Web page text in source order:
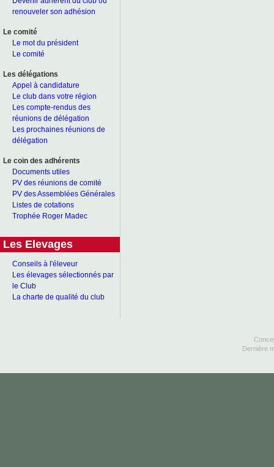
renouveler son adhésion
Le comité
Le mot du président
Le comité
Les délégations
Appel à candidature
Le club dans votre région
Les compte-rendus des
réunions de délégation
Les prochaines réunions de
délégation
Le coin des adhérents
Documents utiles
PV des réunions de comité
PV des Assemblées Générales
Listes de cotations
Trophée Roger Madec
Les Elevages
Conseils à l'éleveur
Les élevages sélectionnés par
le Club
La charte de qualité du club
Dernière